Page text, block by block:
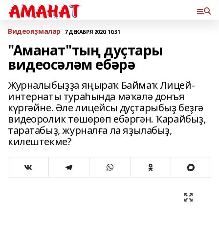
Bидеояҙмалар 7 ДЕКАБРЯ 2020, 10:31
"Аманат"тың дуҫтары
видеосәләм ебәрә
Журналыбыҙҙа яңыраҡ Баймаҡ Лицей-
интернаты тураһында мәҡәлә донъя
күргәйне. Әле лицейсы дуҫтарыбыҙ беҙгә
видеоролик төшөрөп ебәргән. Ҡарайбыҙ,
таратабыҙ, журналға ла яҙылабыҙ,
килештекме?